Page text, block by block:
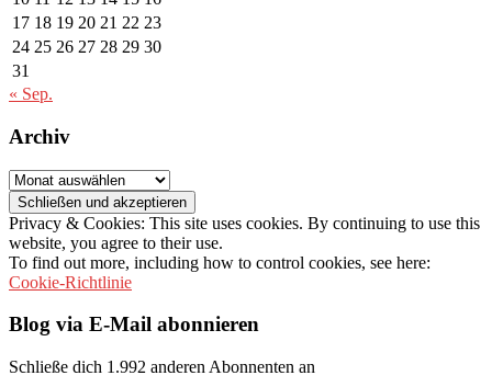
17 18 19 20 21 22 23
24 25 26 27 28 29 30
31
« Sep.
Archiv
Archiv
Privacy & Cookies: This site uses cookies. By continuing to use this
website, you agree to their use.
To find out more, including how to control cookies, see here:
Cookie-Richtlinie
Blog via E-Mail abonnieren
Schließe dich 1.992 anderen Abonnenten an